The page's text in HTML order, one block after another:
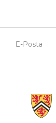
E-Posta